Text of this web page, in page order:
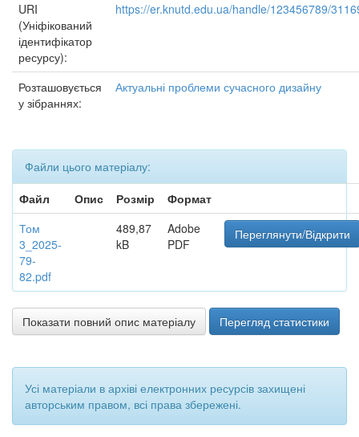
URI
(Уніфікований
ідентифікатор
ресурсу):
https://er.knutd.edu.ua/handle/123456789/
Розташовується
у зібраннях:
Актуальні проблеми сучасного дизайну
Файли цього матеріалу:
Файл
Опис Розмір
Формат
Том
3_2025-
79-
82.pdf
489,87
kB
Adobe
PDF
Переглянути/Відкрити
Показати повний опис матеріалу Перегляд статистики
Усі матеріали в архіві електронних ресурсів захищені
авторським правом, всі права збережені.